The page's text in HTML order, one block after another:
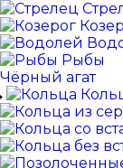
Рыбы
Чёрный агат